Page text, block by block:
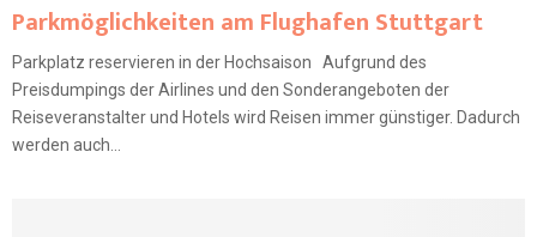
Parkmöglichkeiten am Flughafen Stuttgart
Parkplatz reservieren in der Hochsaison Aufgrund des
Preisdumpings der Airlines und den Sonderangeboten der
Reiseveranstalter und Hotels wird Reisen immer günstiger. Dadurch
werden auch...